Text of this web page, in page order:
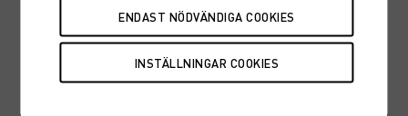
Marknadsinsikt